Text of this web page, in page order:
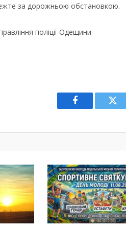
за дорожньою обстановкою.
поліції Одещини
Facebook